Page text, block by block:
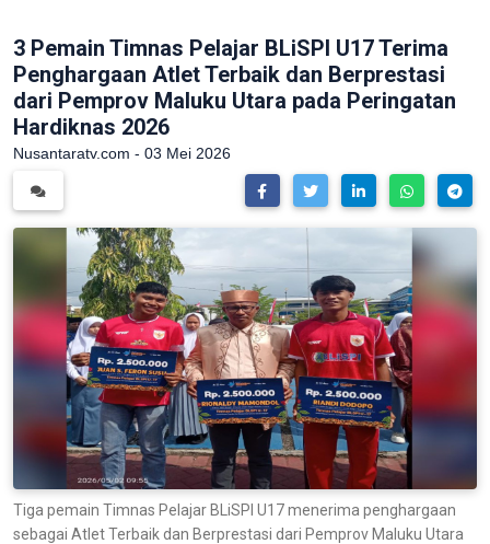
3 Pemain Timnas Pelajar BLiSPI U17 Terima
Penghargaan Atlet Terbaik dan Berprestasi
dari Pemprov Maluku Utara pada Peringatan
Hardiknas 2026
Nusantaratv.com - 03 Mei 2026
Tiga pemain Timnas Pelajar BLiSPI U17 menerima penghargaan
sebagai Atlet Terbaik dan Berprestasi dari Pemprov Maluku Utara